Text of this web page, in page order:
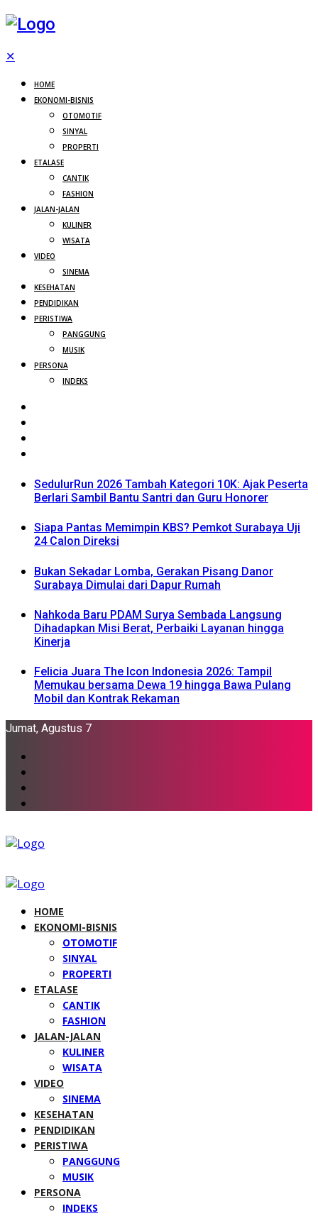
✕
HOME
EKONOMI-BISNIS
OTOMOTIF
SINYAL
PROPERTI
ETALASE
CANTIK
FASHION
JALAN-JALAN
KULINER
WISATA
VIDEO
SINEMA
KESEHATAN
PENDIDIKAN
PERISTIWA
PANGGUNG
MUSIK
PERSONA
INDEKS
SedulurRun 2026 Tambah Kategori 10K: Ajak Peserta
Berlari Sambil Bantu Santri dan Guru Honorer
Siapa Pantas Memimpin KBS? Pemkot Surabaya Uji
24 Calon Direksi
Bukan Sekadar Lomba, Gerakan Pisang Danor
Surabaya Dimulai dari Dapur Rumah
Nahkoda Baru PDAM Surya Sembada Langsung
Dihadapkan Misi Berat, Perbaiki Layanan hingga
Kinerja
Felicia Juara The Icon Indonesia 2026: Tampil
Memukau bersama Dewa 19 hingga Bawa Pulang
Mobil dan Kontrak Rekaman
Jumat, Agustus 7
HOME
EKONOMI-BISNIS
OTOMOTIF
SINYAL
PROPERTI
ETALASE
CANTIK
FASHION
JALAN-JALAN
KULINER
WISATA
VIDEO
SINEMA
KESEHATAN
PENDIDIKAN
PERISTIWA
PANGGUNG
MUSIK
PERSONA
INDEKS